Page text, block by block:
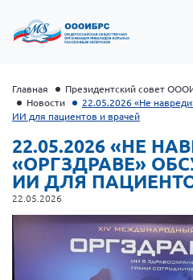
Президент Власов Я.В.
Главная Президентский совет
Новости
22.05.2026 «Не
ИИ для пациентов и врачей
22.05.2026 «НЕ
«ОРГЗДРАВЕ»
ИИ ДЛЯ
22.05.2026